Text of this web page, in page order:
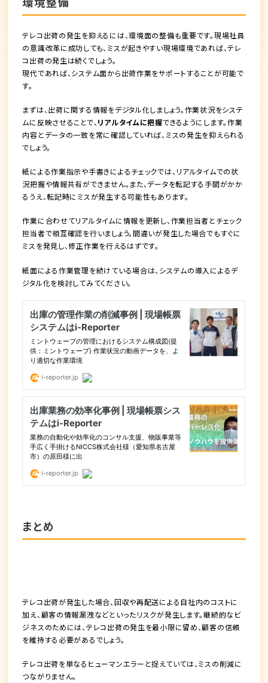
テレコ出荷の発生を抑えるには、環境面の整備も重要です。現場社員
の意識改革に成功しても、ミスが起きやすい現場環境であれば、テレ
コ出荷の発生は続くでしょう。
現代であれば、システム面から出荷作業をサポートすることが可能で
す。
まずは、 出荷に関する情報をデジタル化しましょう。作業状況をシステ
ムに反映させることで、 リアルタイムに把握できるようにします。作業
内容とデータの一致を常に確認していれば、ミスの発生を抑えられる
でしょう。
紙による作業指示や手書きによるチェックでは、リアルタイムでの状
況把握や情報共有ができません。また、データを転記する手間がかか
るうえ、転記時にミスが発生する可能性もあります。
作業に合わせてリアルタイムに情報を更新し、作業担当者とチェック
担当者で相互確認を行いましょう。間違いが発生した場合でもすぐに
ミスを発見し、修正作業を行えるはずです。
紙面による作業管理を続けている場合は、 システムの導入によるデ
ジタル化を検討してみてください。
まとめ
テレコ出荷が発生した場合、回収や再配送による自社内のコストに
加え、顧客の情報漏洩などといったリスクが発生します。継続的なビ
ジネスのためには、テレコ出荷の発生を最小限に留め、顧客の信頼
を維持する必要があるでしょう。
テレコ出荷を単なるヒューマンエラーと捉えていては、ミスの削減に
つながりません。